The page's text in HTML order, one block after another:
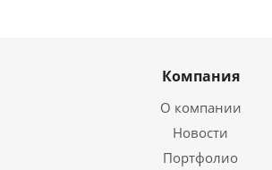
Компания
О компании
Новости
Портфолио